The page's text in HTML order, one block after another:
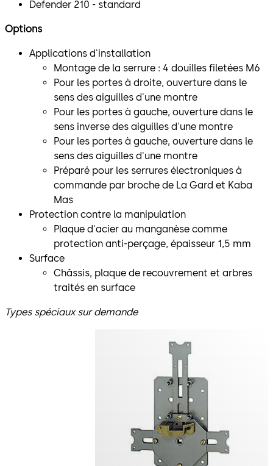
Defender 210 - standard
Options
Applications d'installation
Montage de la serrure : 4 douilles filetées M6
Pour les portes à droite, ouverture dans le
sens des aiguilles d'une montre
Pour les portes à gauche, ouverture dans le
sens inverse des aiguilles d'une montre
Pour les portes à gauche, ouverture dans le
sens des aiguilles d'une montre
Préparé pour les serrures électroniques à
commande par broche de La Gard et Kaba
Mas
Protection contre la manipulation
Plaque d'acier au manganèse comme
protection anti-perçage, épaisseur 1,5 mm
Surface
Châssis, plaque de recouvrement et arbres
traités en surface
Types spéciaux sur demande